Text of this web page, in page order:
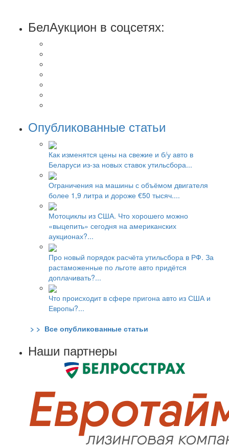
БелАукцион в соцсетях:
Опубликованные статьи
Как изменятся цены на свежие и б/у авто в
Беларуси из-за новых ставок утильсбора...
Ограничения на машины с объёмом двигателя
более 1,9 литра и дороже €50 тысяч....
Мотоциклы из США. Что хорошего можно
«выцепить» сегодня на американских
аукционах?...
Про новый порядок расчёта утильсбора в РФ. За
растаможенные по льготе авто придётся
доплачивать?...
Что происходит в сфере пригона авто из США и
Европы?...
> > Все опубликованные статьи
Наши партнеры